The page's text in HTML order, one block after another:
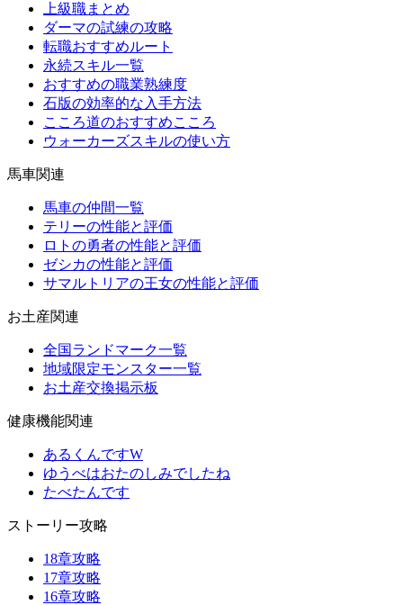
上級職まとめ
ダーマの試練の攻略
転職おすすめルート
永続スキル一覧
おすすめの職業熟練度
石版の効率的な入手方法
こころ道のおすすめこころ
ウォーカーズスキルの使い方
馬車関連
馬車の仲間一覧
テリーの性能と評価
ロトの勇者の性能と評価
ゼシカの性能と評価
サマルトリアの王女の性能と評価
お土産関連
全国ランドマーク一覧
地域限定モンスター一覧
お土産交換掲示板
健康機能関連
あるくんですW
ゆうべはおたのしみでしたね
たべたんです
ストーリー攻略
18章攻略
17章攻略
16章攻略